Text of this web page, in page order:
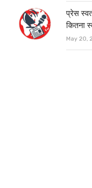
प्रेस
कितना
May 20,